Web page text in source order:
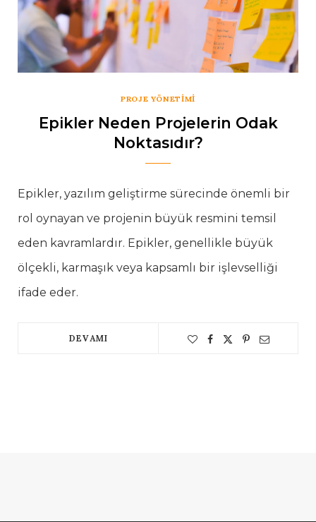
PROJE YÖNETIMI
Epikler Neden Projelerin Odak
Noktasıdır?
Epikler, yazılım geliştirme sürecinde önemli bir
rol oynayan ve projenin büyük resmini temsil
eden kavramlardır. Epikler, genellikle büyük
ölçekli, karmaşık veya kapsamlı bir işlevselliği
ifade eder.
DEVAMI